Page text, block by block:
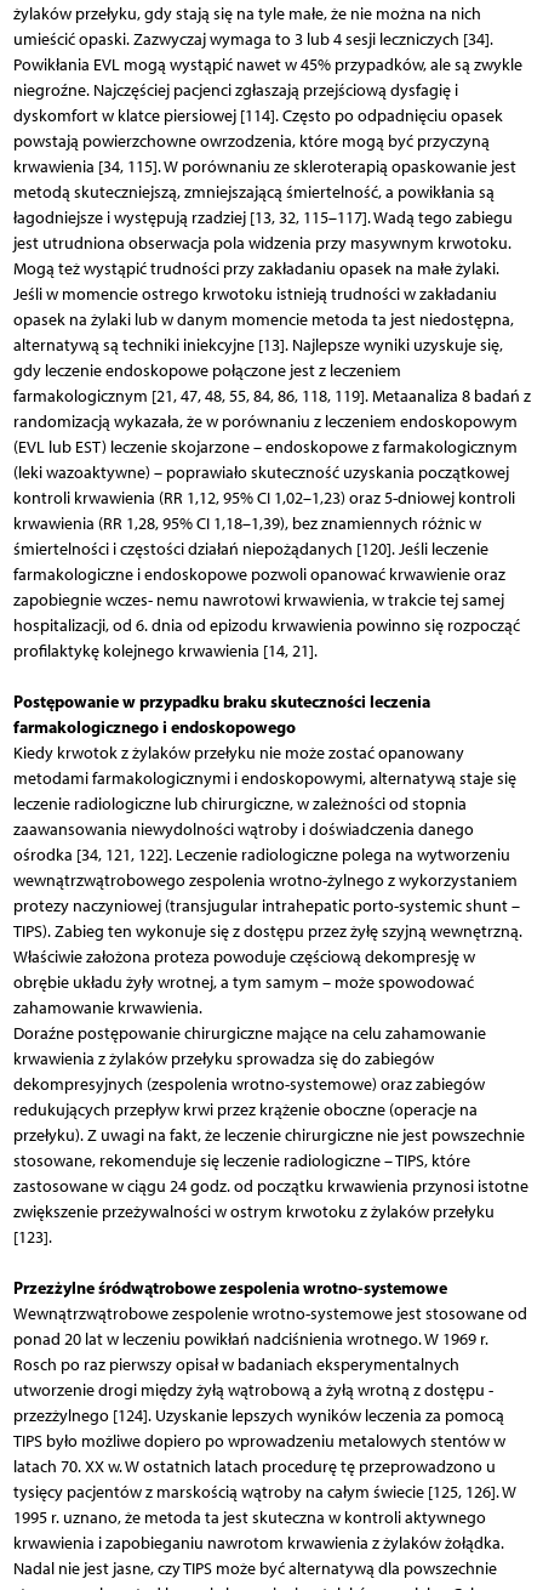
żylaków przełyku, gdy stają się na tyle małe, że nie można na nich
umieścić opaski. Zazwyczaj wymaga to 3 lub 4 sesji leczniczych [34].
Powikłania EVL mogą wystąpić nawet w 45% przypadków, ale są zwykle
niegroźne. Najczęściej pacjenci zgłaszają przejściową dysfagię i
dyskomfort w klatce piersiowej [114]. Często po odpadnięciu opasek
powstają powierzchowne owrzodzenia, które mogą być przyczyną
krwawienia [34, 115]. W porównaniu ze skleroterapią opaskowanie jest
metodą skuteczniejszą, zmniejszającą śmiertelność, a powikłania są
łagodniejsze i występują rzadziej [13, 32, 115–117]. Wadą tego zabiegu
jest utrudniona obserwacja pola widzenia przy masywnym krwotoku.
Mogą też wystąpić trudności przy zakładaniu opasek na małe żylaki.
Jeśli w momencie ostrego krwotoku istnieją trudności w zakładaniu
opasek na żylaki lub w danym momencie metoda ta jest niedostępna,
alternatywą są techniki iniekcyjne [13]. Najlepsze wyniki uzyskuje się,
gdy leczenie endoskopowe połączone jest z leczeniem
farmakologicznym [21, 47, 48, 55, 84, 86, 118, 119]. Metaanaliza 8 badań z
randomizacją wykazała, że w porównaniu z leczeniem endoskopowym
(EVL lub EST) leczenie skojarzone – endoskopowe z farmakologicznym
(leki wazoaktywne) – poprawiało skuteczność uzyskania początkowej
kontroli krwawienia (RR 1,12, 95% CI 1,02–1,23) oraz 5-dniowej kontroli
krwawienia (RR 1,28, 95% CI 1,18–1,39), bez znamiennych różnic w
śmiertelności i częstości działań niepożądanych [120]. Jeśli leczenie
farmakologiczne i endoskopowe pozwoli opanować krwawienie oraz
zapobiegnie wczes-­ nemu nawrotowi krwawienia, w trakcie tej samej
hospitalizacji, od 6. dnia od epizodu krwawienia powinno się rozpocząć
profilaktykę kolejnego krwawienia [14, 21].
Postępowanie w przypadku braku skuteczności leczenia
farmakologicznego i endoskopowego
Kiedy krwotok z żylaków przełyku nie może zostać opanowany
metodami farmakologicznymi i endoskopowymi, alternatywą staje się
leczenie radiologiczne lub chirurgiczne, w zależności od stopnia
zaawansowania niewydolności wątroby i doświadczenia danego
ośrodka [34, 121, 122]. Leczenie radiologiczne polega na wytworzeniu
wewnątrzwątrobowego zespolenia wrotno-żylnego z wykorzystaniem
protezy naczyniowej (transjugular intrahepatic porto-systemic shunt –
TIPS). Zabieg ten wykonuje się z dostępu przez żyłę szyjną wewnętrzną.
Właściwie założona proteza powoduje częściową dekompresję w
obrębie układu żyły wrotnej, a tym samym – może spowodować
zahamowanie krwawienia.
Doraźne postępowanie chirurgiczne mające na celu zahamowanie
krwawienia z żylaków przełyku sprowadza się do zabiegów
dekompresyjnych (zespolenia wrotno-systemowe) oraz zabiegów
redukujących przepływ krwi przez krążenie oboczne (operacje na
przełyku). Z uwagi na fakt, że leczenie chirurgiczne nie jest powszechnie
stosowane, rekomenduje się leczenie radiologiczne – TIPS, które
zastosowane w ciągu 24 godz. od początku krwawienia przynosi istotne
zwiększenie przeżywalności w ostrym krwotoku z żylaków przełyku
[123].
Przezżylne śródwątrobowe zespolenia wrotno-systemowe
Wewnątrzwątrobowe zespolenie wrotno-systemowe jest stosowane od
ponad 20 lat w leczeniu powikłań nadciśnienia wrotnego. W 1969 r.
Rosch po raz pierwszy opisał w badaniach eksperymentalnych
utworzenie drogi między żyłą wątrobową a żyłą wrotną z dostępu ­
przez­żylnego [124]. Uzyskanie lepszych wyników leczenia za pomocą
TIPS było możliwe dopiero po wprowadzeniu metalowych stentów w
latach 70. XX w. W ostatnich latach procedurę tę przeprowadzono u
tysięcy pacjentów z marskością wątroby na całym świecie [125, 126]. W
1995 r. uznano, że metoda ta jest skuteczna w kontroli aktywnego
krwawienia i zapobieganiu nawrotom krwawienia z żylaków żołądka.
Nadal nie jest jasne, czy TIPS może być alternatywą dla powszechnie